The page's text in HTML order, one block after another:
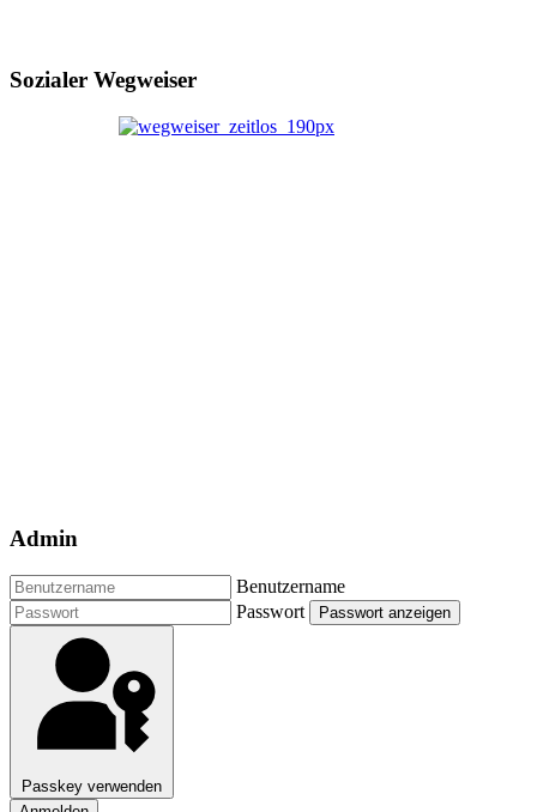
Sozialer Wegweiser
Admin
Benutzername
Passwort
Passwort anzeigen
Passkey verwenden